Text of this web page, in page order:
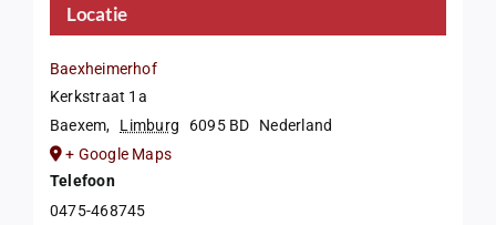
Locatie
Baexheimerhof
Kerkstraat 1a
Baexem, Limburg 6095 BD
Nederland
+ Google Maps
Telefoon
0475-468745